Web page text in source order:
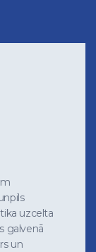
uzcelta
galvenā
un